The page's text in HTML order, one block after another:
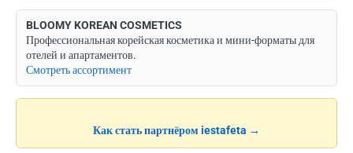
BLOOMY KOREAN COSMETICS
Профессиональная корейская косметика и мини-форматы для
отелей и апартаментов.
Смотреть ассортимент
Как стать партнёром iestafeta →